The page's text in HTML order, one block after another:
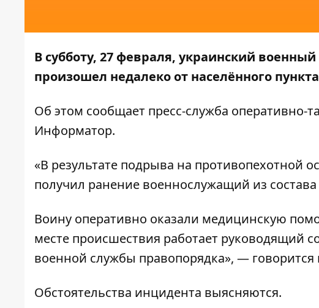
В субботу, 27 февраля, украинский
произошел недалеко от населённого
Об этом сообщает пресс-служба оперативно-
Информатор.
«В результате подрыва на противопехотной
получил ранение военнослужащий из
Воину оперативно оказали медицинскую
месте происшествия работает руководящий
военной службы правопорядка», —
Обстоятельства инцидента выясняются.